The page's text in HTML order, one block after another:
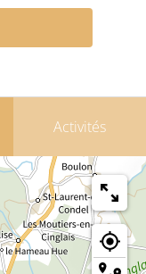
Activités